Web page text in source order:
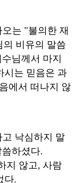
는 "불의한 재
비유의 말씀
님께서 마지
시는 믿음은 과
에서 떠나지 않
낙심하지 말
하셨다.
지 않고, 사람
다.